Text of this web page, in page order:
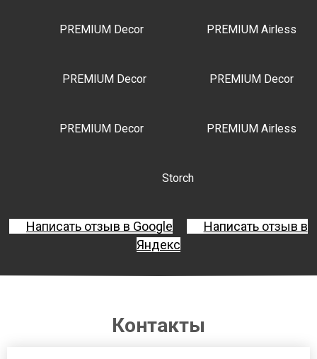
PREMIUM Decor PREMIUM Airless
PREMIUM Decor PREMIUM Decor
PREMIUM Decor PREMIUM Airless
Storch
Написать отзыв в Google
Написать отзыв в
Яндекс
Контакты